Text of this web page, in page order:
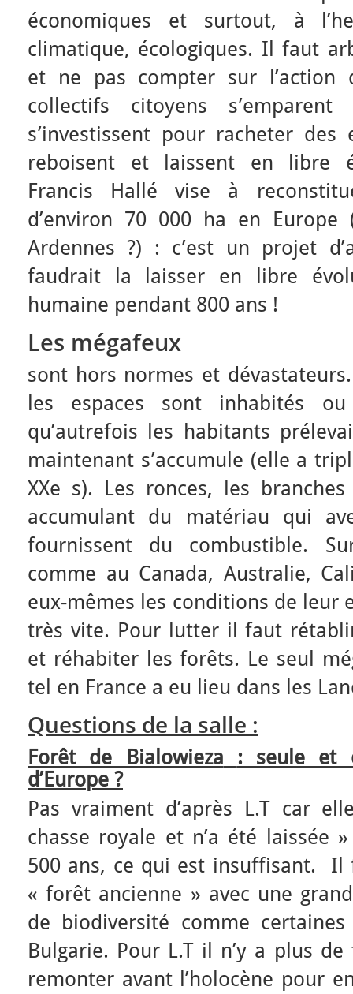
économiques et surtout, à
climatique, écologiques. Il faut
et ne pas compter sur l’action
collectifs citoyens
s’investissent pour racheter des
reboisent et laissent en libre
Francis Hallé vise à
d’environ 70 000 ha en
Ardennes ?) : c’est un projet
faudrait la laisser en libre
humaine pendant 800 ans !
Les mégafeux
sont hors normes et
les espaces sont inhabités
qu’autrefois les habitants
maintenant s’accumule (elle a
XXe s). Les ronces, les
accumulant du matériau qui
fournissent du combustible.
comme au Canada, Australie,
eux-mêmes les conditions de leur
très vite. Pour lutter il faut
et réhabiter les forêts. Le seul
tel en France a eu lieu dans les
Questions de la salle :
Forêt de Bialowieza
: seule et
d’Europe ?
Pas vraiment d’après L.T car
chasse royale et n’a été laissée
500 ans, ce qui est insuffisant.
« forêt ancienne » avec une
de biodiversité comme
Bulgarie. Pour L.T il n’y a plus
remonter avant l’holocène pour